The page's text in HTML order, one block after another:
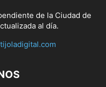
de la Ciudad de
al día.